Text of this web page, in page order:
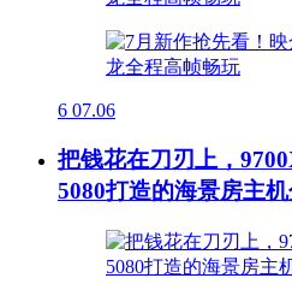
6 07.06
把钱花在刀刃上，
5080打造的海景房主